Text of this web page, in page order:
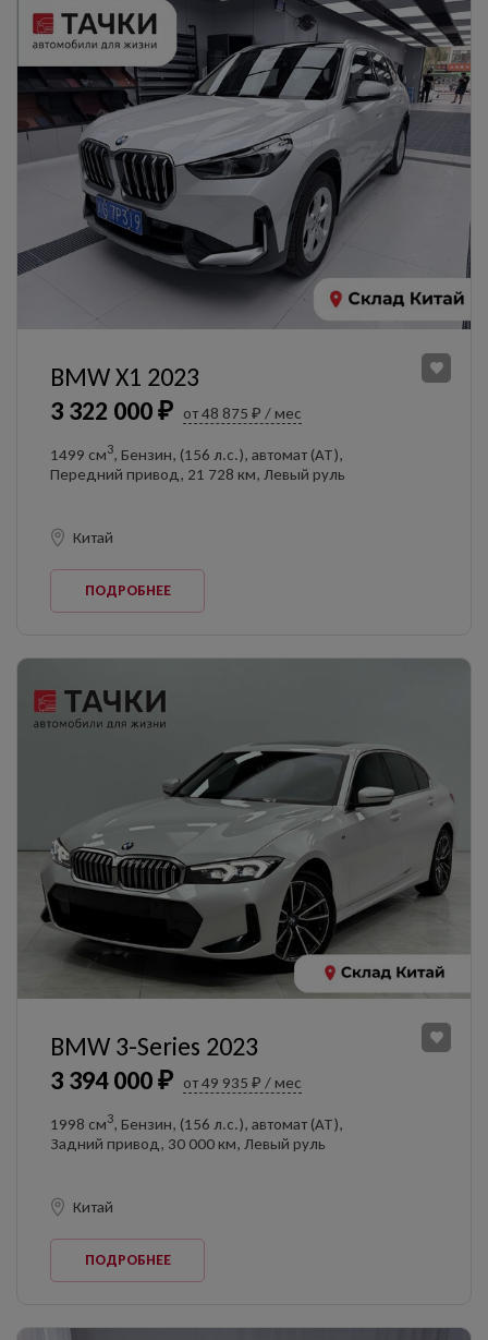
3 322 000 ₽ от 48 875 ₽ / мес
BMW X1 2023
1499 см3, Бензин, (156 л.с.), автомат (AT),
Передний привод, 21 728 км, Левый руль
Китай
ПОДРОБНЕЕ
3 394 000 ₽ от 49 935 ₽ / мес
BMW 3-Series 2023
1998 см3, Бензин, (156 л.с.), автомат (AT),
Задний привод, 30 000 км, Левый руль
Китай
ПОДРОБНЕЕ